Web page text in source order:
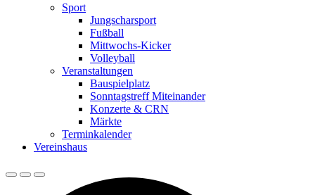
Sport
Jungscharsport
Fußball
Mittwochs-Kicker
Volleyball
Veranstaltungen
Bauspielplatz
Sonntagstreff Miteinander
Konzerte & CRN
Märkte
Terminkalender
Vereinshaus